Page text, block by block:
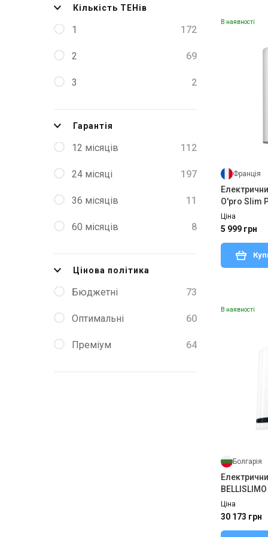
Кількість ТЕНів
1 172
2 69
3 2
Гарантія
12 місяців 112
24 місяці 197
36 місяців 11
60 місяців 8
Цінова політика
Бюджетні 73
Оптимальні 60
Преміум 64
В наявності
Франція
O'pro Slim
Ціна
5 999 грн
В наявності
Болгарія
Ціна
30 173 грн